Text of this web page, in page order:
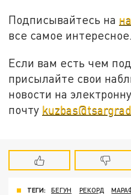
Подписывайтесь на
все самое интересное.
Если вам есть чем
присылайте свои
новости на
почту
ТЕГИ: БЕГУН РЕКОРД